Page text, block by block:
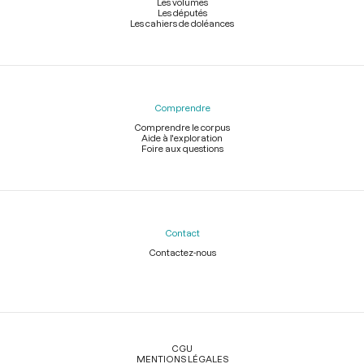
Les députés
Les cahiers de doléances
Comprendre
Comprendre le corpus
Aide à l'exploration
Foire aux questions
Contact
Contactez-nous
Légal
CGU
MENTIONS LÉGALES